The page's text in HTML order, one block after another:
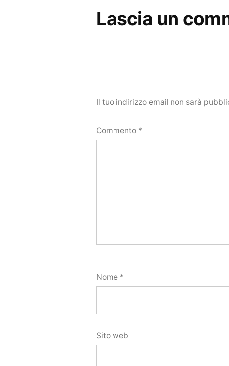
Lascia un
Il tuo indirizzo email non sarà
Commento *
Nome *
Sito web